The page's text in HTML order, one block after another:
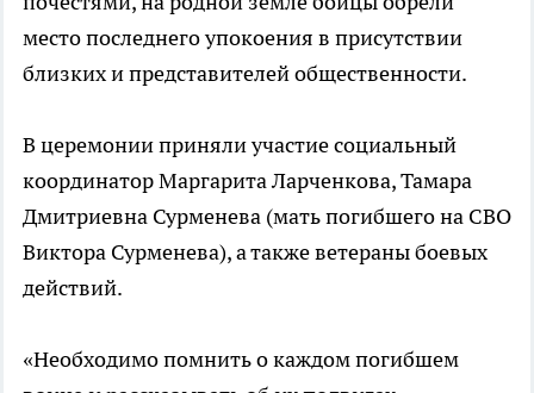
место последнего упокоения в присутствии
близких и представителей общественности.
В церемонии приняли участие социальный
координатор Маргарита Ларченкова, Тамара
Дмитриевна Сурменева (мать погибшего на СВО
Виктора Сурменева), а также ветераны боевых
действий.
«Необходимо помнить о каждом погибшем